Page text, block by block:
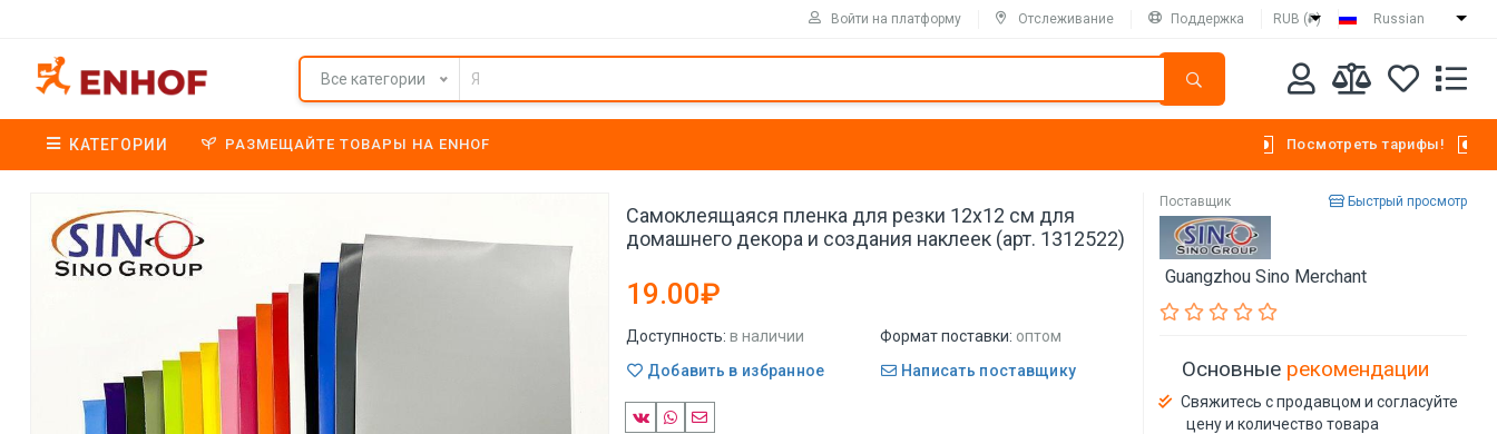
Войти на платформу Отслеживание Поддержка RUB (₽) Russian
Все категории
КАТЕГОРИИ РАЗМЕЩАЙТЕ ТОВАРЫ НА ENHOF Посмотреть тарифы!
Самоклеящаяся пленка для резки 12x12 см для
домашнего декора и создания наклеек (арт. 1312522)
19.00₽
Доступность: в наличии Формат поставки: оптом
Добавить в избранное
Написать поставщику
Поставщик Быстрый просмотр
Guangzhou Sino Merchant
Основные рекомендации
Свяжитесь с продавцом и согласуйте
цену и количество товара